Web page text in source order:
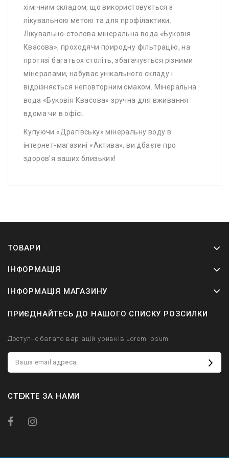
хімічним складом, що використовується з
лікувальною метою та для профілактики.
Лікувально-столова мінеральна вода «Буковія
Квасова», проходячи природну фільтрацію, на
протязі багатьох століть, збагачується різними
мінералами, набуває унікального складу і
відрізняється неповторним смаком. Мінеральна
вода «Буковія Квасова» зручна для вживання
вдома чи в офісі.
Купуючи «Драгівську» мінеральну воду в
інтернет-магазині «Актива», ви дбаєте про
здоров'я ваших близьких!
ТОВАРИ
ІНФОРМАЦІЯ
ІНФОРМАЦІЯ МАГАЗИНУ
ПРИЄДНАЙТЕСЬ ДО НАШОГО СПИСКУ РОЗСИЛКИ
Доступно багато варіацій уривків Lorem Ipsum
СТЕЖТЕ ЗА НАМИ